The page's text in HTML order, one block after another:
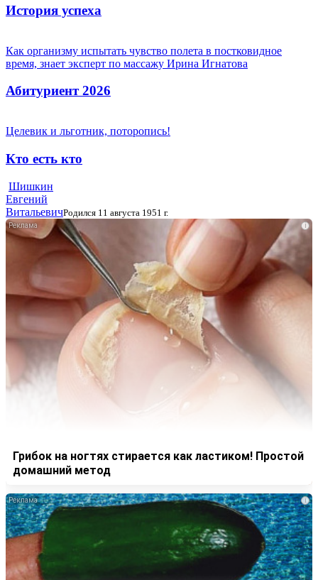
История успеха
Как организму испытать чувство полета в постковидное
время, знает эксперт по массажу Ирина Игнатова
Абитуриент 2026
Целевик и льготник, поторопись!
Кто есть кто
Шишкин
Евгений
ВитальевичРодился 11 августа 1951 г.
i
Грибок на ногтях стирается как ластиком! Простой
домашний метод
i